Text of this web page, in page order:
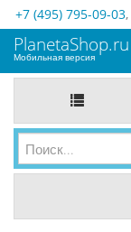
+7 (495) 795-09-03,
PlanetaShop.ru
Мобильная версия